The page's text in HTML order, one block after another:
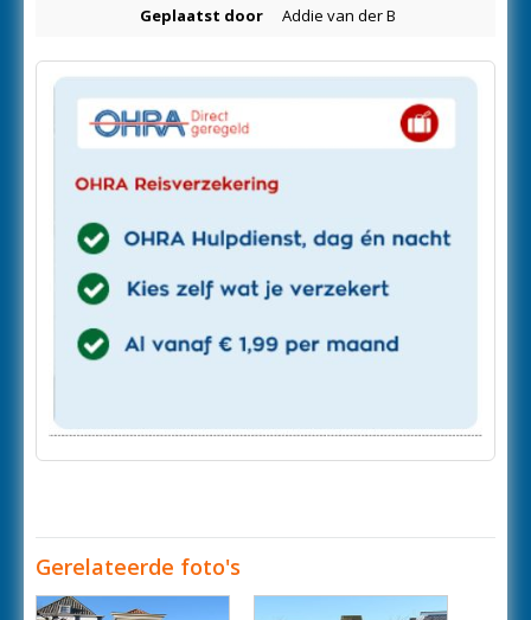
Geplaatst door Addie van der B
Gerelateerde foto's